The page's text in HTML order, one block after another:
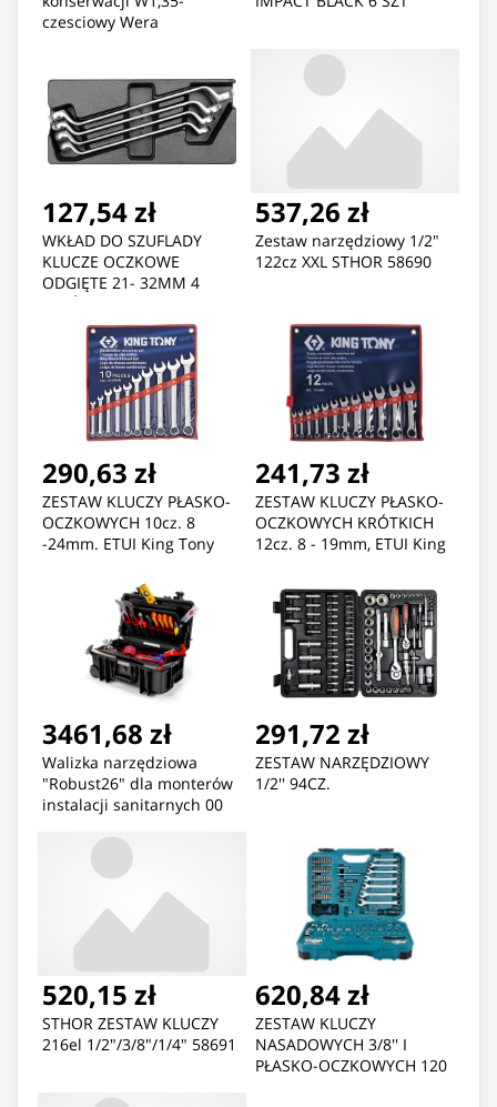
czesciowy Wera
127,54 zł
WKŁAD DO SZUFLADY
KLUCZE OCZKOWE
ODGIĘTE 21- 32MM 4
537,26 zł
Zestaw narzędziowy 1/2"
122cz XXL STHOR 58690
290,63 zł
ZESTAW KLUCZY PŁASKO-
OCZKOWYCH 10cz. 8
-24mm. ETUI King Tony
241,73 zł
ZESTAW KLUCZY PŁASKO-
OCZKOWYCH KRÓTKICH
12cz. 8 - 19mm, ETUI King
3461,68 zł
Walizka narzędziowa
"Robust26" dla monterów
instalacji sanitarnych 00
291,72 zł
ZESTAW NARZĘDZIOWY
1/2'' 94CZ.
520,15 zł
STHOR ZESTAW KLUCZY
216el 1/2"/3/8"/1/4" 58691
620,84 zł
ZESTAW KLUCZY
NASADOWYCH 3/8'' I
PŁASKO-OCZKOWYCH 120